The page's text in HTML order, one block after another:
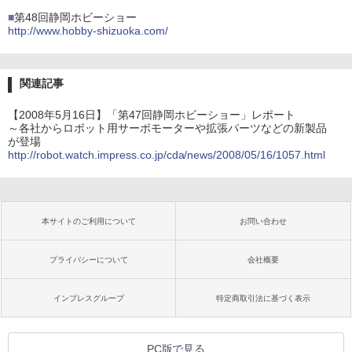
■第48回静岡ホビーショー
http://www.hobby-shizuoka.com/
関連記事
【2008年5月16日】「第47回静岡ホビーショー」レポート
～各社からロボット用サーボモーターや拡張パーツなどの新製品
が登場
http://robot.watch.impress.co.jp/cda/news/2008/05/16/1057.html
本サイトのご利用について お問い合わせ
プライバシーについて 会社概要
インプレスグループ 特定商取引法に基づく表示
PC版で見る